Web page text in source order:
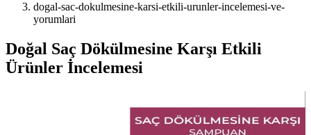
dogal-sac-dokulmesine-karsi-etkili-urunler-incelemesi-ve-
yorumlari
Doğal Saç Dökülmesine Karşı Etkili
Ürünler İncelemesi